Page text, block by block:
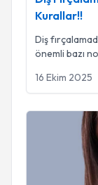
Kurallar!!
Diş
önemli bazı
16 Ekim 2025
Yirmi Yaş